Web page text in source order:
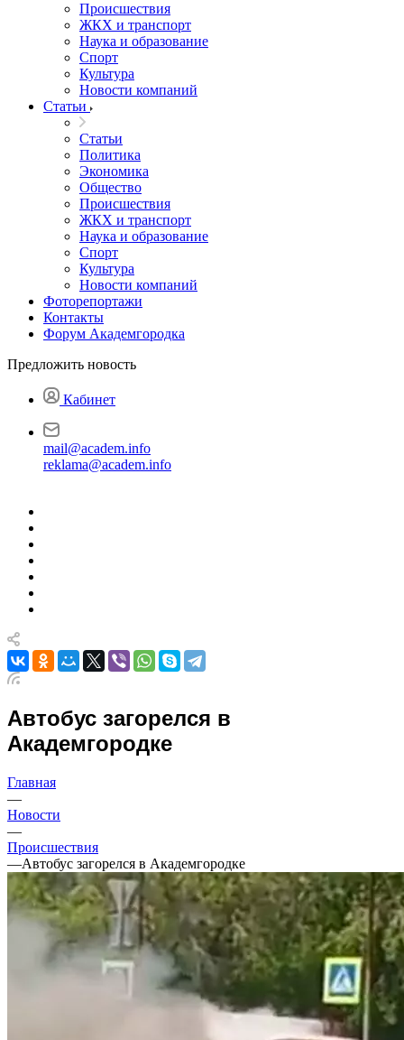
Происшествия
ЖКХ и транспорт
Наука и образование
Спорт
Культура
Новости компаний
Статьи
Статьи
Политика
Экономика
Общество
Происшествия
ЖКХ и транспорт
Наука и образование
Спорт
Культура
Новости компаний
Фоторепортажи
Контакты
Форум Академгородка
Предложить новость
Кабинет
mail@academ.info
reklama@academ.info
Автобус загорелся в
Академгородке
Главная
—
Новости
—
Происшествия
—Автобус загорелся в Академгородке